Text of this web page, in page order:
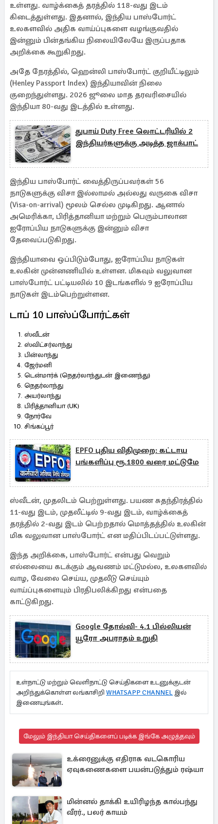
உள்ளது. வாழ்க்கைத் தரத்தில் 118-வது இடம்
கிடைத்துள்ளது. இதனால், இந்திய பாஸ்போர்ட்
உலகளவில் அதிக வாய்ப்புகளை வழங்குவதில்
இன்னும் பின்தங்கிய நிலையிலேயே இருப்பதாக
அறிக்கை கூறுகிறது.
அதே நேரத்தில், ஹென்லி பாஸ்போர்ட் குறியீட்டிலும்
(Henley Passport Index) இந்தியாவின் நிலை
குறைந்துள்ளது. 2026 ஜூலை மாத தரவரிசையில்
இந்தியா 80-வது இடத்தில் உள்ளது.
துபாய் Duty Free லொட்டரியில் 2
இந்தியர்களுக்கு அடித்த ஜாக்பாட்
இந்திய பாஸ்போர்ட் வைத்திருப்பவர்கள் 56
நாடுகளுக்கு விசா இல்லாமல் அல்லது வருகை விசா
(Visa-on-arrival) மூலம் செல்ல முடிகிறது. ஆனால்
அமெரிக்கா, பிரித்தானியா மற்றும் பெரும்பாலான
ஐரோப்பிய நாடுகளுக்கு இன்னும் விசா
தேவைப்படுகிறது.
இந்தியாவை ஒப்பிடும்போது, ஐரோப்பிய நாடுகள்
உலகின் முன்னணியில் உள்ளன. மிகவும் வலுவான
பாஸ்போர்ட் பட்டியலில் 10 இடங்களில் 9 ஐரோப்பிய
நாடுகள் இடம்பெற்றுள்ளன.
டாப் 10 பாஸ்ப்போர்ட்கள்
ஸ்வீடன்
ஸ்விட்சர்லாந்து
பின்லாந்து
ஜேர்மனி
டென்மார்க் (நெதர்லாந்துடன் இணைந்து)
நெதர்லாந்து
அயர்லாந்து
பிரித்தானியா (UK)
நோர்வே
சிங்கப்பூர்
EPFO புதிய விதிமுறை: கட்டாய
பங்களிப்பு ரூ.1800 வரை மட்டுமே
ஸ்வீடன், முதலிடம் பெற்றுள்ளது. பயண சுதந்திரத்தில்
11-வது இடம், முதலீட்டில் 9-வது இடம், வாழ்க்கைத்
தரத்தில் 2-வது இடம் பெற்றதால் மொத்தத்தில் உலகின்
மிக வலுவான பாஸ்போர்ட் என மதிப்பிடப்பட்டுள்ளது.
இந்த அறிக்கை, பாஸ்போர்ட் என்பது வெறும்
எல்லையை கடக்கும் ஆவணம் மட்டுமல்ல, உலகளவில்
வாழ, வேலை செய்ய, முதலீடு செய்யும்
வாய்ப்புகளையும் பிரதிபலிக்கிறது என்பதை
காட்டுகிறது.
Google தோல்வி- 4.1 பில்லியன்
யூரோ அபராதம் உறுதி
உள்நாட்டு மற்றும் வெளிநாட்டு செய்திகளை உடனுக்குடன்
அறிந்துக்கொள்ள லங்காசிறி WHATSAPP CHANNEL இல்
இணையுங்கள்.
மேலும் இந்தியா செய்திகளைப் படிக்க இங்கே அழுத்தவும்
உக்ரைனுக்கு எதிராக வடகொரிய
ஏவுகணைகளை பயன்படுத்தும் ரஷ்யா
மின்னல் தாக்கி உயிரிழந்த கால்பந்து
வீரர்., பலர் காயம்